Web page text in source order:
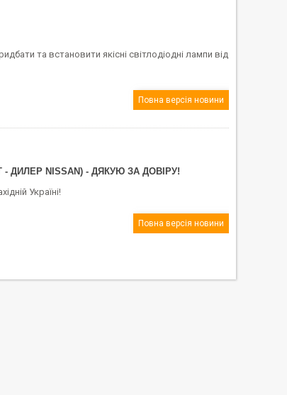
та встановити якісні світлодіодні лампи від
Повна версія новини
- ДИЛЕР NISSAN) - ДЯКУЮ ЗА ДОВІРУ!
Україні!
Повна версія новини